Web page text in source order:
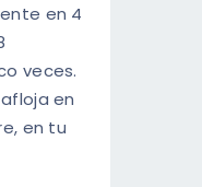
en 4
veces.
en
en tu